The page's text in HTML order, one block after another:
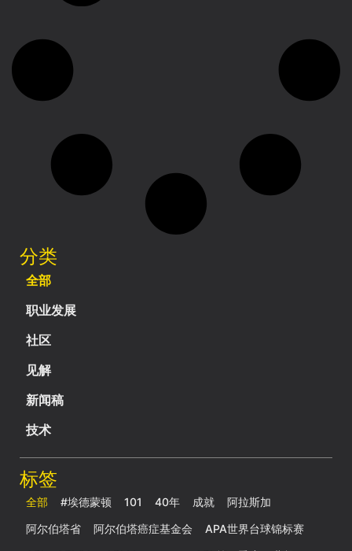
分类
职业发展
社区
见解
新闻稿
技术
全部
标签
#埃德蒙顿 101 40年 成就
阿拉斯加
阿尔伯塔省
阿尔伯塔癌症基金会
APA世界台球锦标赛
全部